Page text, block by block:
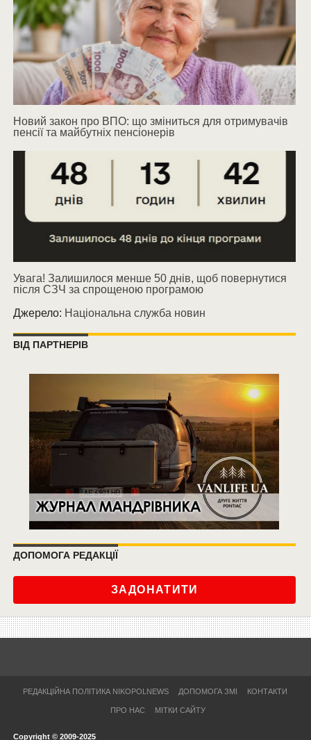
Новий закон про ВПО: що зміниться для отримувачів
пенсії та майбутніх пенсіонерів
Увага! Залишилося менше 50 днів, щоб повернутися
після СЗЧ за спрощеною програмою
Джерело: Національна служба новин
ВІД ПАРТНЕРІВ
ДОПОМОГА РЕДАКЦІЇ
ЗАДОНАТИТИ
РЕДАКЦІЙНА ПОЛІТИКА NIKOPOLNEWS ДОПОМОГА ЗМІ КОНТАКТИ
ПРО НАС МІТКИ САЙТУ
Copyright © 2009-2025